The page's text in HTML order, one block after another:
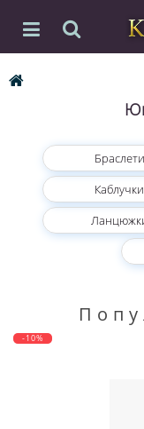
Браслети
Каблучки
-10%